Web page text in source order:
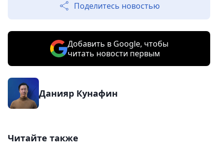
Поделитесь новостью
Добавить в Google, чтобы
читать новости первым
Данияр Кунафин
Читайте также